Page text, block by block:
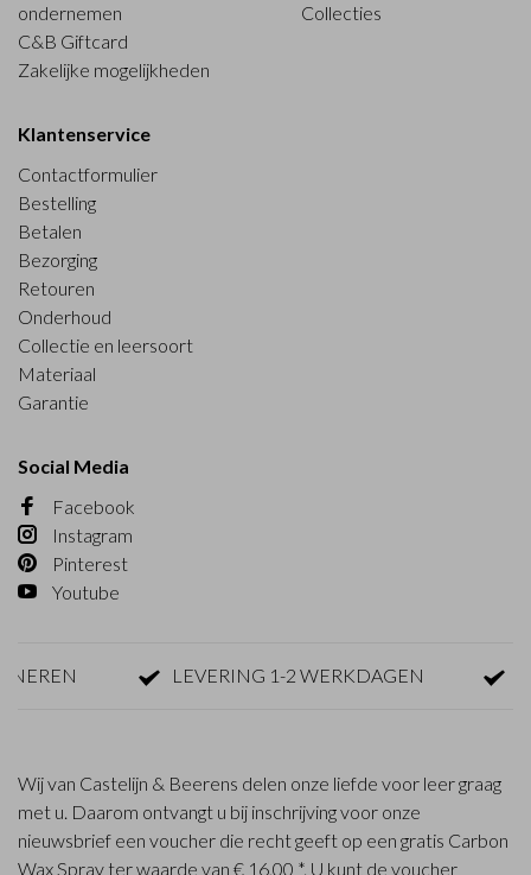
ondernemen
C&B Giftcard
Zakelijke mogelijkheden
Collecties
Klantenservice
Contactformulier
Bestelling
Betalen
Bezorging
Retouren
Onderhoud
Collectie en leersoort
Materiaal
Garantie
Social Media
Facebook
Instagram
Pinterest
Youtube
LEVERING 1-2 WERKDAGEN
Wij van Castelijn & Beerens delen onze liefde voor leer graag
met u. Daarom ontvangt u bij inschrijving voor onze
nieuwsbrief een voucher die recht geeft op een gratis Carbon
Wax Spray ter waarde van € 16,00 *. U kunt de voucher